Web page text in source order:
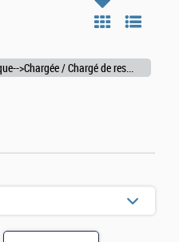
Intervention technique et logistique-->Chargée / Chargé de restauration, d'intendance